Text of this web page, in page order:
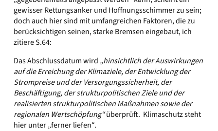
gewisser Rettungsanker und Hoffnungsschimmer zu sein;
doch auch hier sind mit umfangreichen Faktoren, die zu
berücksichtigen seinen, starke Bremsen eingebaut, ich
zitiere S.64:
Das Abschlussdatum wird „hinsichtlich der Auswirkungen
auf die Erreichung der Klimaziele, der Entwicklung der
Strompreise und der Versorgungssicherheit, der
Beschäftigung, der strukturpolitischen Ziele und der
realisierten strukturpolitischen Maßnahmen sowie der
regionalen Wertschöpfung“überprüft. Klimaschutz steht
hier unter „ferner liefen“.